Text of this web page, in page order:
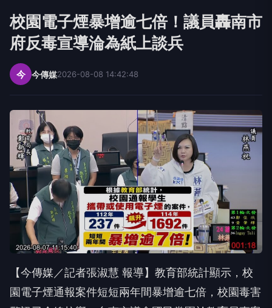
校園電子煙暴增逾七倍！議員轟南市
府反毒宣導淪為紙上談兵
今 今傳媒2026-08-08 14:42:48
【今傳媒／記者張淑慧 報導】教育部統計顯示，校
園電子煙通報案件短短兩年間暴增逾七倍，校園毒害